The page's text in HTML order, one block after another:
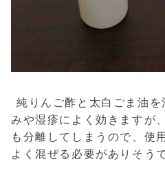
純りんご酢と太白ごま油
みや湿疹によく効きますが
も分離してしまうので、使
よく混ぜる必要がありそう